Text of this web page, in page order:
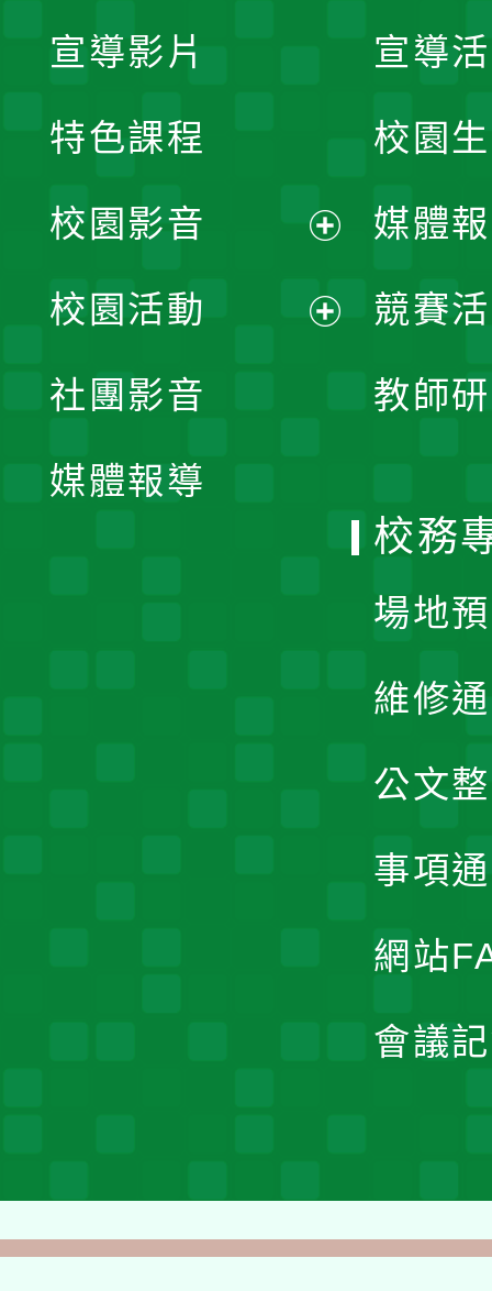
宣導
校園
媒體
競賽
教師
宣導影片
特色課程
校園影音
開
校園活動
社團影音
媒體報導
校務
場地
維修
公文
事項
網站
會議